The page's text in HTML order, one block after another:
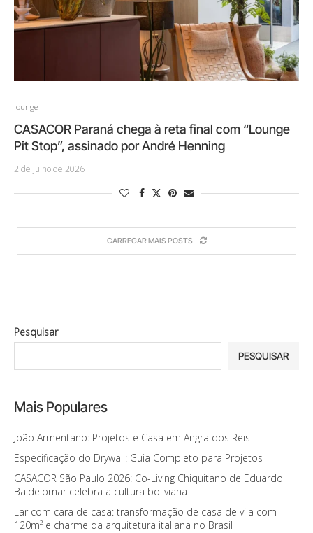
lounge
CASACOR Paraná chega à reta final com “Lounge
Pit Stop”, assinado por André Henning
2 de julho de 2026
CARREGAR MAIS POSTS
Pesquisar
PESQUISAR
Mais Populares
João Armentano: Projetos e Casa em Angra dos Reis
Especificação do Drywall: Guia Completo para Projetos
CASACOR São Paulo 2026: Co-Living Chiquitano de Eduardo
Baldelomar celebra a cultura boliviana
Lar com cara de casa: transformação de casa de vila com
120m² e charme da arquitetura italiana no Brasil